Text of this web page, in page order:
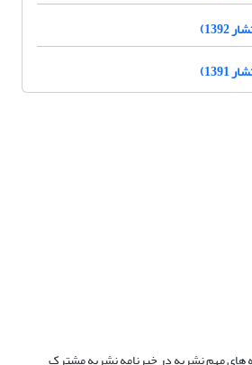
های مهم نشریه در خبرنامه نشریه مشترک